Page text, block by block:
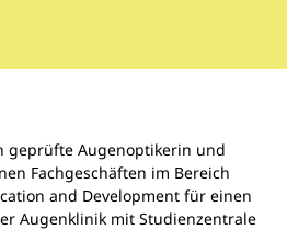
geprüfte Augenoptikerin und
Fachgeschäften im Bereich
and Development für einen
Augenklinik mit Studienzentrale